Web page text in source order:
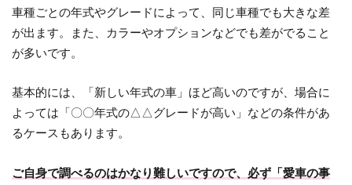
車種ごとの年式やグレードによって、同じ車種でも大きな差
が出ます。また、カラーやオプションなどでも差がでること
が多いです。
基本的には、「新しい年式の車」ほど高いのですが、場合に
よっては「〇〇年式の△△グレードが高い」などの条件があ
るケースもあります。
ご自身で調べるのはかなり難しいですので、必ず「愛車の事